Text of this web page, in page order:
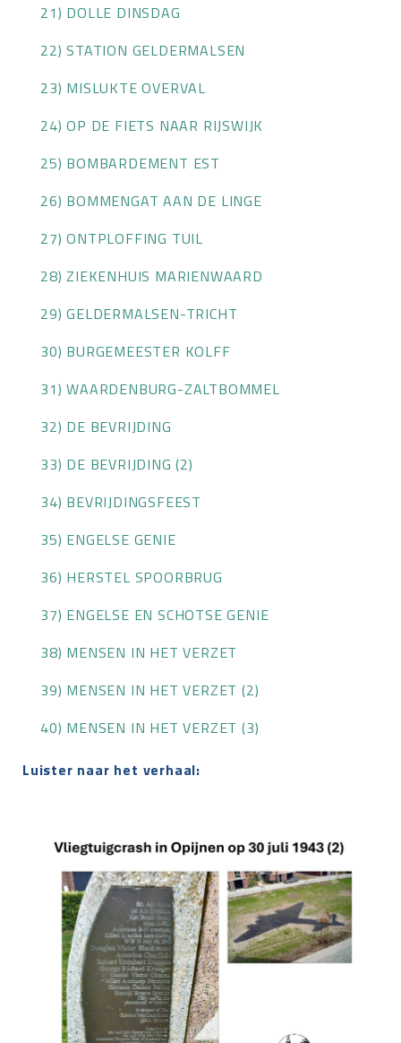
21) DOLLE DINSDAG
22) STATION GELDERMALSEN
23) MISLUKTE OVERVAL
24) OP DE FIETS NAAR RIJSWIJK
25) BOMBARDEMENT EST
26) BOMMENGAT AAN DE LINGE
27) ONTPLOFFING TUIL
28) ZIEKENHUIS MARIENWAARD
29) GELDERMALSEN-TRICHT
30) BURGEMEESTER KOLFF
31) WAARDENBURG-ZALTBOMMEL
32) DE BEVRIJDING
33) DE BEVRIJDING (2)
34) BEVRIJDINGSFEEST
35) ENGELSE GENIE
36) HERSTEL SPOORBRUG
37) ENGELSE EN SCHOTSE GENIE
38) MENSEN IN HET VERZET
39) MENSEN IN HET VERZET (2)
40) MENSEN IN HET VERZET (3)
Luister naar het verhaal: